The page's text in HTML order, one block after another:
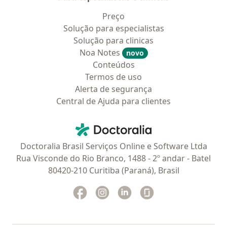
Preço
Solução para especialistas
Solução para clinicas
Noa Notes
novo
Conteúdos
Termos de uso
Alerta de segurança
Central de Ajuda para clientes
Doctoralia - Homepage
Doctoralia Brasil Serviços Online e Software Ltda
Rua Visconde do Rio Branco, 1488 - 2º andar - Batel
80420-210 Curitiba (Paraná), Brasil
Facebook
abre num novo separador
Instagram
abre num novo separador
Linkedin
abre num novo